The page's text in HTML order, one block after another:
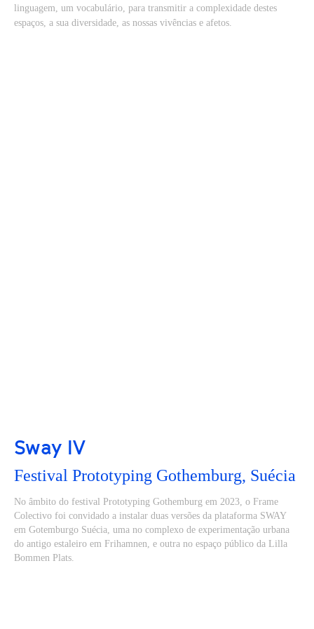
linguagem, um vocabulário, para transmitir a complexidade destes
espaços, a sua diversidade, as nossas vivências e afetos.
Sway IV
Festival Prototyping Gothemburg, Suécia
No âmbito do festival Prototyping Gothemburg em 2023, o Frame
Colectivo foi convidado a instalar duas versões da plataforma SWAY
em Gotemburgo Suécia, uma no complexo de experimentação urbana
do antigo estaleiro em Frihamnen, e outra no espaço público da Lilla
Bommen Plats.